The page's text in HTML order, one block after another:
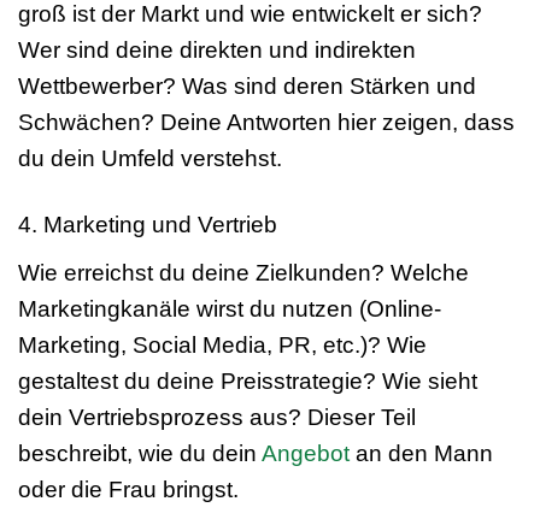
groß ist der Markt und wie entwickelt er sich?
Wer sind deine direkten und indirekten
Wettbewerber? Was sind deren Stärken und
Schwächen? Deine Antworten hier zeigen, dass
du dein Umfeld verstehst.
4. Marketing und Vertrieb
Wie erreichst du deine Zielkunden? Welche
Marketingkanäle wirst du nutzen (Online-
Marketing, Social Media, PR, etc.)? Wie
gestaltest du deine Preisstrategie? Wie sieht
dein Vertriebsprozess aus? Dieser Teil
beschreibt, wie du dein Angebot an den Mann
oder die Frau bringst.